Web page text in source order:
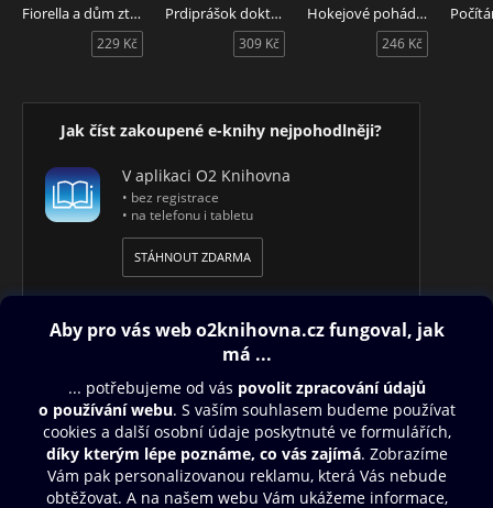
Fiorella a dům ztracených duší
229 Kč
Prdiprášok doktora Proktora
309 Kč
Hokejové pohádky
246 Kč
Jak číst zakoupené e-knihy nejpohodlněji?
V aplikaci O2 Knihovna
• bez registrace
• na telefonu i tabletu
STÁHNOUT ZDARMA
Obsah ke stažení
Moje O2 Knihovna
Další zábava